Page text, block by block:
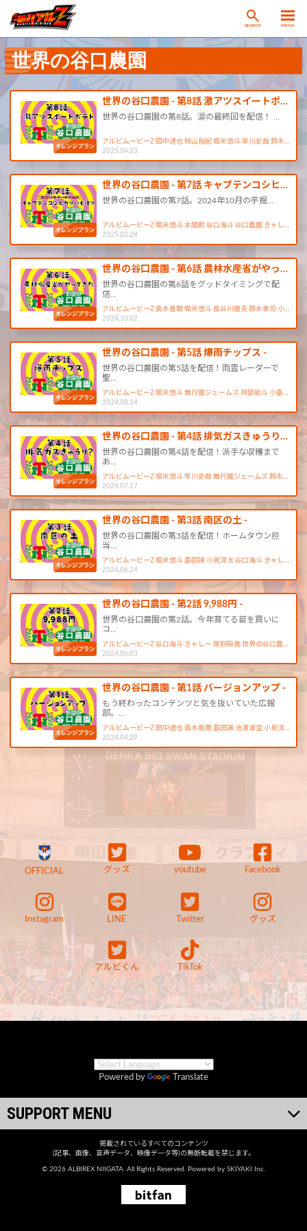
SEARCH MENU
世界の谷口農園
世界の谷口農園 - 第8話 激アツスイートポ…
世界の谷口農園の第8話。涙の最終回を配信！ …
アルビムービーZ 田中達也 秋山裕紀 堀米悠斗 早川史哉 鈴木…
2025.04.23
世界の谷口農園 - 第7話 キャプテンコシヒ…
世界の谷口農園の第7話。2024年10月の芋掘…
アルビムービーZ 堀米悠斗 本間勲 谷口海斗 谷口農園 きゃし…
2025.02.24
世界の谷口農園 - 第6話 農林水産省がやっ…
世界の谷口農園の第6話をグッドタイミングで配
信…
アルビムービーZ 高木善朗 堀米悠斗 長谷川徹夫 鈴木孝司 小…
2024.10.02
世界の谷口農園 - 第5話 爆雨チップス -
世界の谷口農園の第5話を配信！雨雲レーダーで
聖…
アルビムービーZ 堀米悠斗 舞行龍ジェームズ 阿部航斗 小島…
2024.08.14
世界の谷口農園 - 第4話 排気ガスきゅうり…
世界の谷口農園の第4話を配信！派手な収穫まで
あ…
アルビムービーZ 堀米悠斗 早川史哉 舞行龍ジェームズ 鈴木…
2024.07.17
世界の谷口農園 - 第3話 南区の土 -
世界の谷口農園の第3話を配信！ホームタウン担
当…
アルビムービーZ 堀米悠斗 島田譲 小見洋太 谷口海斗 きゃし…
2024.06.24
世界の谷口農園 - 第2話 9,988円 -
世界の谷口農園の第2話。今年育てる苗を買いに
コ…
アルビムービーZ 谷口海斗 きゃしー 塚野麻美 世界の谷口農…
2024.06.03
世界の谷口農園 - 第1話 バージョンアップ -
もう終わったコンテンツと気を抜いていた広報
部。…
アルビムービーZ 田中達也 高木善朗 島田譲 池澤波空 小見洋…
2024.04.29
OFFICIAL グッズ youtube Facebook
Instagram LINE Twitter グッズ
アルビくん TikTok
Powered by Translate
SUPPORT MENU
掲載されているすべてのコンテンツ
(記事、画像、音声データ、映像データ等)の無断転載を禁じます。
© 2026 ALBIREX NIIGATA. All Rights Reserved. Powered by SKIYAKI Inc.